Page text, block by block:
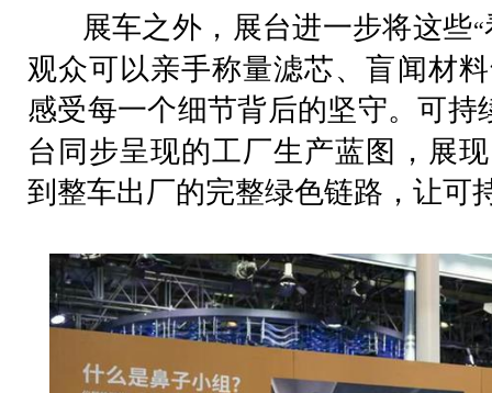
展车之外，展台进一步将这些“
观众可以亲手称量滤芯、盲闻材
感受每一个细节背后的坚守。可持
台同步呈现的工厂生产蓝图，展
到整车出厂的完整绿色链路，让可